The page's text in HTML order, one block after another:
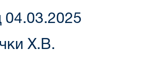
04.03.2025
Х.В.